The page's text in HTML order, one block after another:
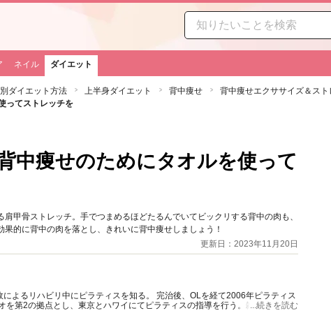
ネイル ダイエット
ダイエット方法 上半身ダイエット 背中痩せ
背中痩せエクササイズ＆スト
ってストレッチを
中痩せのためにタオルを使って
甲骨ストレッチ。手でつまめるほどたるんでいてビックリする背中の肉も、
的に背中の肉を落とし、きれいに背中痩せしましょう！
更新日：2023年11月20日
よるリハビリ中にピラティスを知る。 完治後、OLを経て2006年ピラティス
第2の拠点とし、東京とハワイにてピラティスの指導を行う。雑誌や書籍の
...続きを読む